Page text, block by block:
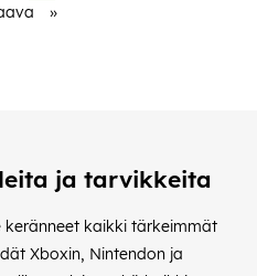
»
ja tarvikkeita
kaikki tärkeimmät
Xboxin, Nintendon ja